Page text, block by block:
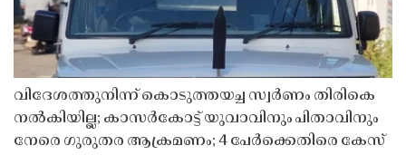
വിദേശത്തുനിന്ന് കൊടുത്തയച്ച സ്വർണം തിരികെ
നൽകിയില്ല; കാസർകോട്ട് യുവാവിനും പിതാവിനും
നേരെ ഗുരുതര ആക്രമണം; 4 പേർക്കെതിരെ കേസ്